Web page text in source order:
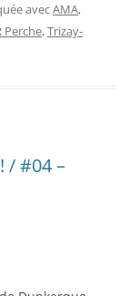
avecAMA,
Perche,Trizay-
/ #04 –